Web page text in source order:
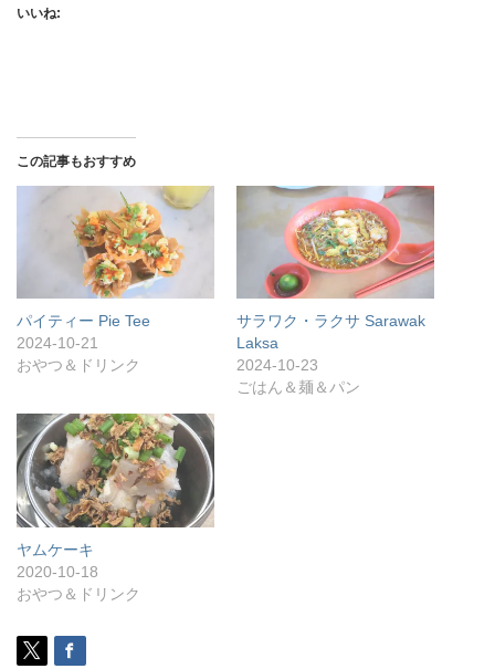
いいね:
この記事もおすすめ
パイティー Pie Tee
2024-10-21
おやつ＆ドリンク
サラワク・ラクサ Sarawak
Laksa
2024-10-23
ごはん＆麺＆パン
ヤムケーキ
2020-10-18
おやつ＆ドリンク